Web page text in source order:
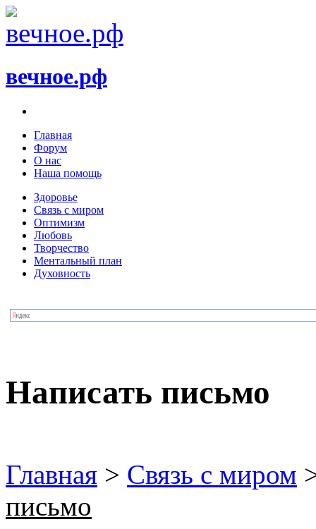
вечное.рф
Главная
Форум
О нас
Наша помощь
Здоровье
Связь с миром
Оптимизм
Любовь
Творчество
Ментальный план
Духовность
Нaписать письмо
Главная > Связь с миром
письмо